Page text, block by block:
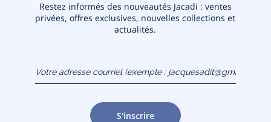
Restez informés des nouveautés Jacadi : ventes
privées, offres exclusives, nouvelles collections et
actualités.
(exemple :
jacquesadit@gmail.com)
S'inscrire